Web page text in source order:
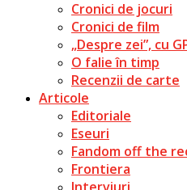
Cronici de jocuri
Cronici de film
„Despre zei”, cu
O falie în timp
Recenzii de carte
Articole
Editoriale
Eseuri
Fandom off the
Frontiera